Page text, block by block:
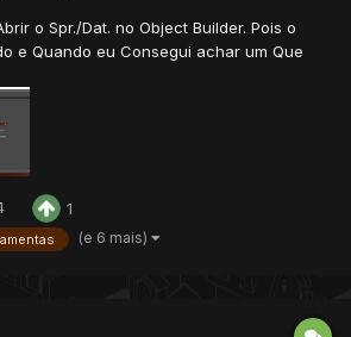
o Spr./Dat. no Object Builder. Pois o
e Quando eu Consegui achar um Que
Então, Aqui Está a Solução (Espero
Object Builder 12...
1
(e 6 mais)